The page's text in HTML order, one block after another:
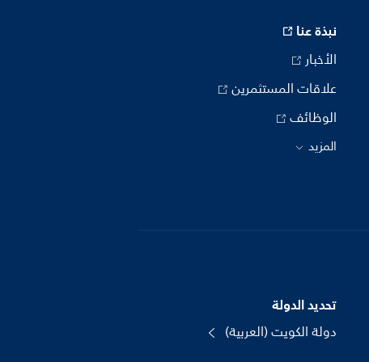
نبذة عنا
الأخبار
علاقات المستثمرين
الوظائف
المزيد
تحديد الدولة
دولة الكويت (العربية)